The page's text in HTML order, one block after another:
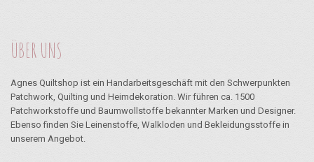
ÜBER UNS
Agnes Quiltshop ist ein Handarbeitsgeschäft mit den Schwerpunkten
Patchwork, Quilting und Heimdekoration. Wir führen ca. 1500
Patchworkstoffe und Baumwollstoffe bekannter Marken und Designer.
Ebenso finden Sie Leinenstoffe, Walkloden und Bekleidungsstoffe in
unserem Angebot.